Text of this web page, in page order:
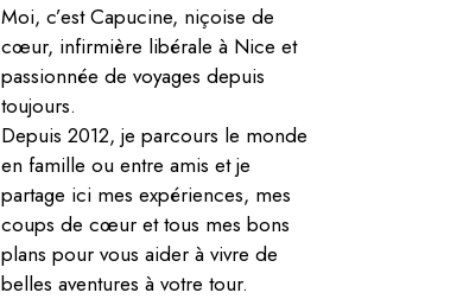
Moi, c’est Capucine, niçoise de
cœur, infirmière libérale à Nice et
passionnée de voyages depuis
toujours.
Depuis 2012, je parcours le monde
en famille ou entre amis et je
partage ici mes expériences, mes
coups de cœur et tous mes bons
plans pour vous aider à vivre de
belles aventures à votre tour.